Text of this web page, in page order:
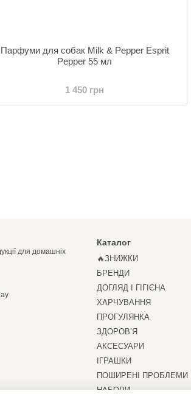
Парфуми для собак Milk & Pepper Esprit
Pepper 55 мл
1 450 грн
для домашніх
Каталог
🔥ЗНИЖКИ
БРЕНДИ
ДОГЛЯД І ГІГІЄНА
ХАРЧУВАННЯ
ПРОГУЛЯНКА
ЗДОРОВ’Я
АКСЕСУАРИ
ІГРАШКИ
ПОШИРЕНІ ПРОБЛЕМИ
НАБОРИ